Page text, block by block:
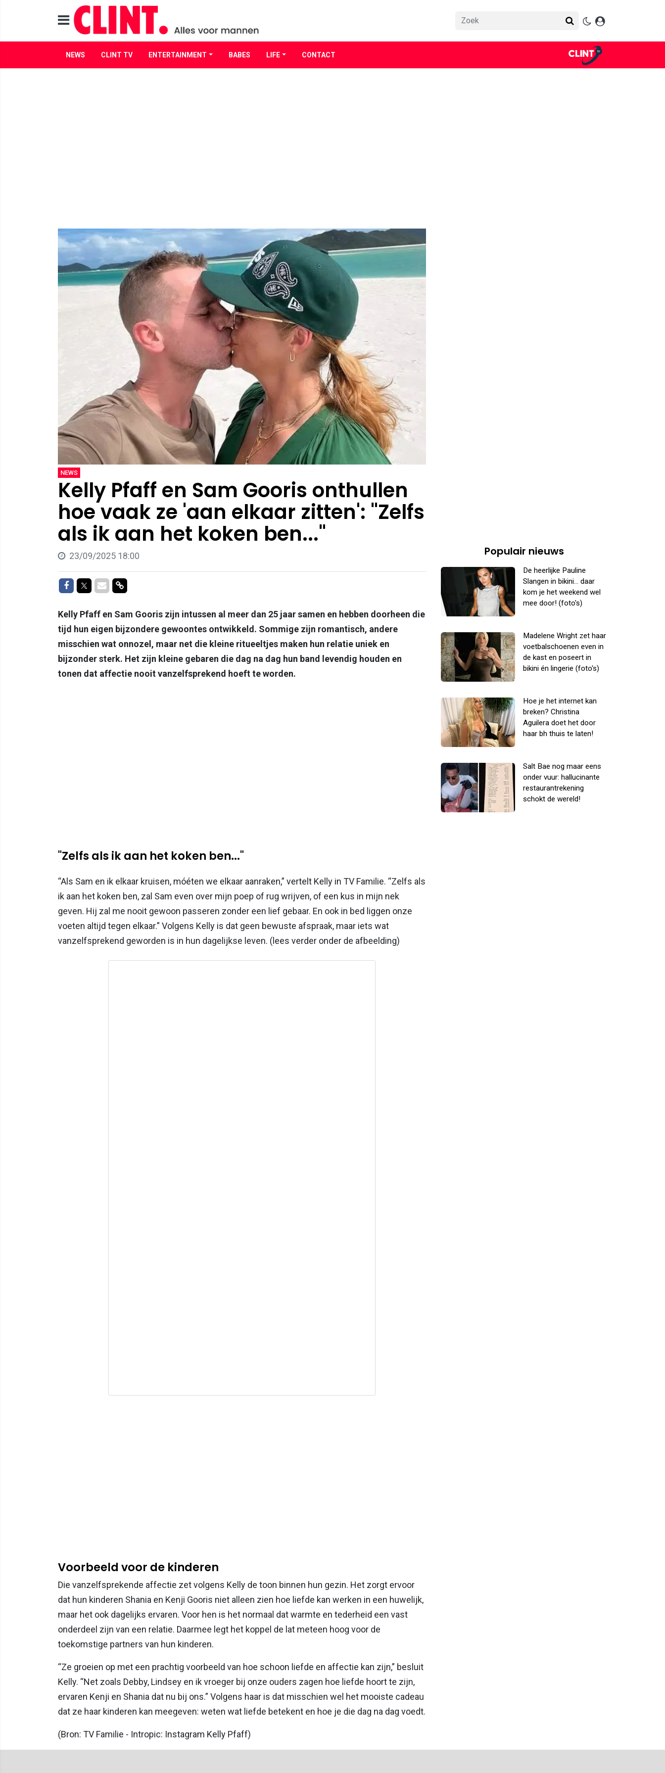
NEWS CLINT TV ENTERTAINMENT BABES LIFE CONTACT
NEWS
Kelly Pfaff en Sam Gooris onthullen
hoe vaak ze 'aan elkaar zitten': "Zelfs
als ik aan het koken ben..."
23/09/2025 18:00
Delen op Facebook
Delen op Twitter
Delen via Mail
Delen via link
Kelly Pfaff en Sam Gooris zijn intussen al meer dan 25 jaar samen en hebben doorheen die
tijd hun eigen bijzondere gewoontes ontwikkeld. Sommige zijn romantisch, andere
misschien wat onnozel, maar net die kleine ritueeltjes maken hun relatie uniek en
bijzonder sterk. Het zijn kleine gebaren die dag na dag hun band levendig houden en
tonen dat affectie nooit vanzelfsprekend hoeft te worden.
"Zelfs als ik aan het koken ben..."
“Als Sam en ik elkaar kruisen, móéten we elkaar aanraken,” vertelt Kelly in TV Familie. “Zelfs als
ik aan het koken ben, zal Sam even over mijn poep of rug wrijven, of een kus in mijn nek
geven. Hij zal me nooit gewoon passeren zonder een lief gebaar. En ook in bed liggen onze
voeten altijd tegen elkaar.” Volgens Kelly is dat geen bewuste afspraak, maar iets wat
vanzelfsprekend geworden is in hun dagelijkse leven. (lees verder onder de afbeelding)
Voorbeeld voor de kinderen
Die vanzelfsprekende affectie zet volgens Kelly de toon binnen hun gezin. Het zorgt ervoor
dat hun kinderen Shania en Kenji Gooris niet alleen zien hoe liefde kan werken in een huwelijk,
maar het ook dagelijks ervaren. Voor hen is het normaal dat warmte en tederheid een vast
onderdeel zijn van een relatie. Daarmee legt het koppel de lat meteen hoog voor de
toekomstige partners van hun kinderen.
“Ze groeien op met een prachtig voorbeeld van hoe schoon liefde en affectie kan zijn,” besluit
Kelly. “Net zoals Debby, Lindsey en ik vroeger bij onze ouders zagen hoe liefde hoort te zijn,
ervaren Kenji en Shania dat nu bij ons.” Volgens haar is dat misschien wel het mooiste cadeau
dat ze haar kinderen kan meegeven: weten wat liefde betekent en hoe je die dag na dag voedt.
(Bron: TV Familie - Intropic: Instagram Kelly Pfaff)
Populair nieuws
De heerlijke Pauline
Slangen in bikini... daar
kom je het weekend wel
mee door! (foto's)
Madelene Wright zet haar
voetbalschoenen even in
de kast en poseert in
bikini én lingerie (foto's)
Hoe je het internet kan
breken? Christina
Aguilera doet het door
haar bh thuis te laten!
Salt Bae nog maar eens
onder vuur: hallucinante
restaurantrekening
schokt de wereld!